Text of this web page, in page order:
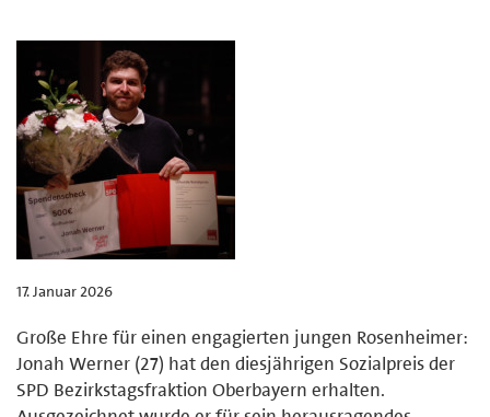
17. Januar 2026
Große Ehre für einen engagierten jungen Rosenheimer:
Jonah Werner (27) hat den diesjährigen Sozialpreis der
SPD Bezirkstagsfraktion Oberbayern erhalten.